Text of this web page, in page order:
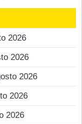
2026
2026
2026
2026
2026